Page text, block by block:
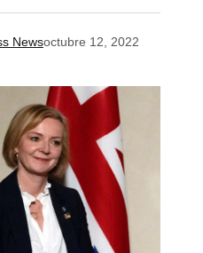
Newsoctubre 12, 2022